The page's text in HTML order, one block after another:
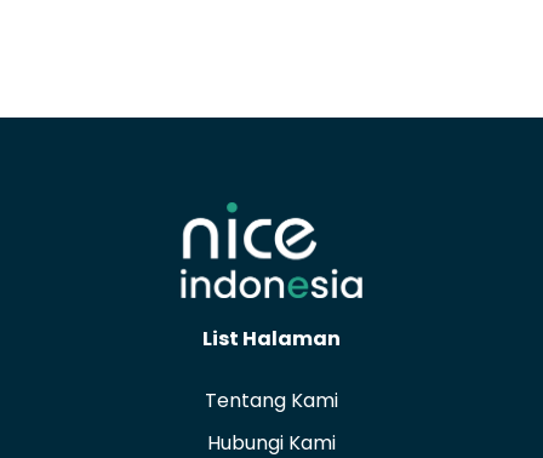
List Halaman
Tentang Kami
Hubungi Kami